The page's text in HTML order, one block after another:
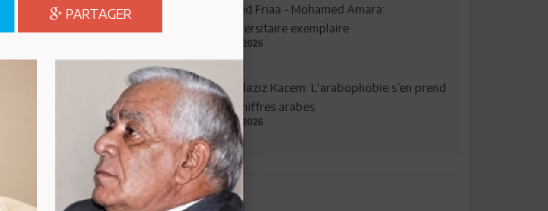
Ahmed Friaa - Mohamed Amara:
l’Universitaire exemplaire
04.08.2026
Abdelaziz Kacem: L’arabophobie s’en prend
aux chiffres arabes
09.07.2026
PARTAGER